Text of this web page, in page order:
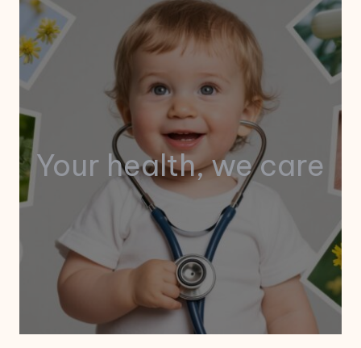
Your health, we care